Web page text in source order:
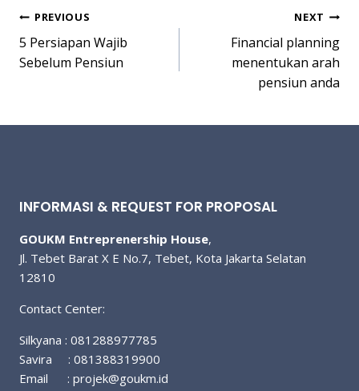
Post
navigation
PREVIOUS
5 Persiapan Wajib
Sebelum Pensiun
NEXT
Financial planning
menentukan arah
pensiun anda
INFORMASI & REQUEST FOR PROPOSAL
GOUKM Entreprenership House,
Jl. Tebet Barat X E No.7, Tebet, Kota Jakarta Selatan
12810
Contact Center:
Silkyana : 081288977785
Savira : 081388319900
Email : projek@goukm.id